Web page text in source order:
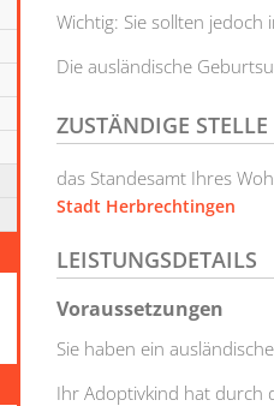
Wichtig: Sie sollten jedoch
Die ausländische
ZUSTÄNDIGE STELLE
das Standesamt Ihres
Stadt Herbrechtingen
LEISTUNGSDETAILS
Voraussetzungen
Sie haben ein
Ihr Adoptivkind hat durch